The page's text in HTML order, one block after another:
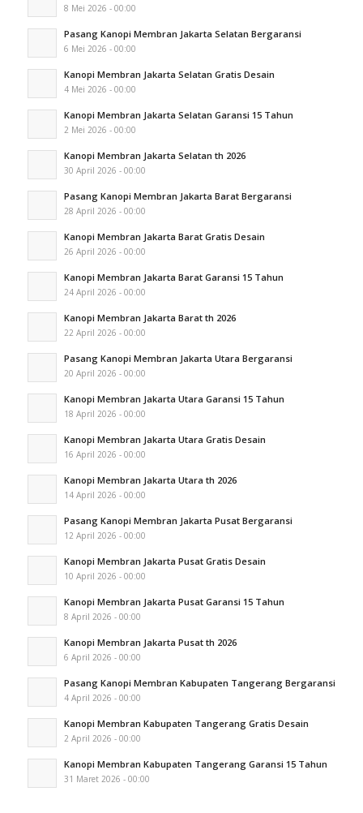
8 Mei 2026 - 00:00
Pasang Kanopi Membran Jakarta Selatan Bergaransi
6 Mei 2026 - 00:00
Kanopi Membran Jakarta Selatan Gratis Desain
4 Mei 2026 - 00:00
Kanopi Membran Jakarta Selatan Garansi 15 Tahun
2 Mei 2026 - 00:00
Kanopi Membran Jakarta Selatan th 2026
30 April 2026 - 00:00
Pasang Kanopi Membran Jakarta Barat Bergaransi
28 April 2026 - 00:00
Kanopi Membran Jakarta Barat Gratis Desain
26 April 2026 - 00:00
Kanopi Membran Jakarta Barat Garansi 15 Tahun
24 April 2026 - 00:00
Kanopi Membran Jakarta Barat th 2026
22 April 2026 - 00:00
Pasang Kanopi Membran Jakarta Utara Bergaransi
20 April 2026 - 00:00
Kanopi Membran Jakarta Utara Garansi 15 Tahun
18 April 2026 - 00:00
Kanopi Membran Jakarta Utara Gratis Desain
16 April 2026 - 00:00
Kanopi Membran Jakarta Utara th 2026
14 April 2026 - 00:00
Pasang Kanopi Membran Jakarta Pusat Bergaransi
12 April 2026 - 00:00
Kanopi Membran Jakarta Pusat Gratis Desain
10 April 2026 - 00:00
Kanopi Membran Jakarta Pusat Garansi 15 Tahun
8 April 2026 - 00:00
Kanopi Membran Jakarta Pusat th 2026
6 April 2026 - 00:00
Pasang Kanopi Membran Kabupaten Tangerang Bergaransi
4 April 2026 - 00:00
Kanopi Membran Kabupaten Tangerang Gratis Desain
2 April 2026 - 00:00
Kanopi Membran Kabupaten Tangerang Garansi 15 Tahun
31 Maret 2026 - 00:00